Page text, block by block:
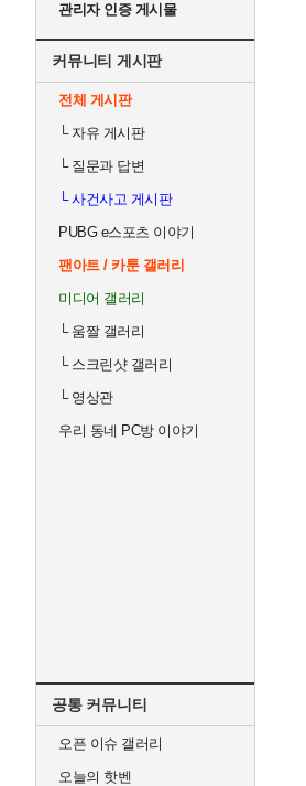
관리자 인증 게시물
커뮤니티 게시판
전체 게시판
└자유 게시판
└질문과 답변
└사건사고 게시판
PUBG e스포츠 이야기
팬아트 / 카툰 갤러리
미디어 갤러리
└움짤 갤러리
└스크린샷 갤러리
└영상관
우리 동네 PC방 이야기
공통 커뮤니티
오픈 이슈 갤러리
오늘의 핫벤